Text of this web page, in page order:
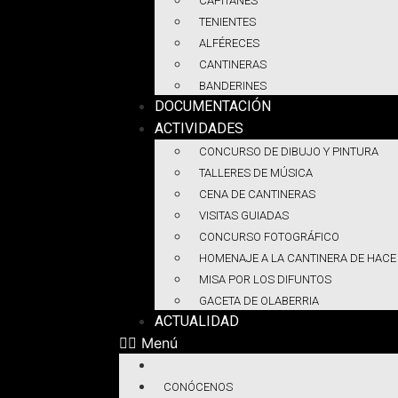
TENIENTES
ALFÉRECES
CANTINERAS
BANDERINES
DOCUMENTACIÓN
ACTIVIDADES
CONCURSO DE DIBUJO Y PINTURA
TALLERES DE MÚSICA
CENA DE CANTINERAS
VISITAS GUIADAS
CONCURSO FOTOGRÁFICO
HOMENAJE A LA CANTINERA DE
MISA POR LOS DIFUNTOS
GACETA DE OLABERRIA
ACTUALIDAD
Menú
CONÓCENOS